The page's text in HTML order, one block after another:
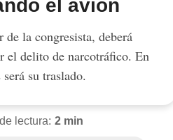
el avión
la congresista, deberá
el delito de narcotráfico. En
su traslado.
lectura: 2 min